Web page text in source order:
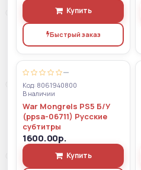
Купить
Быстрый заказ
—
Код: 8061940800
В наличии
War Mongrels PS5 Б/У
(ppsa-06711) Русские
субтитры
1600.00р.
Купить